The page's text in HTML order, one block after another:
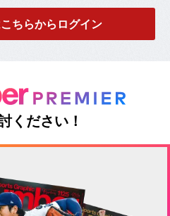
ちらからログイン
ください！